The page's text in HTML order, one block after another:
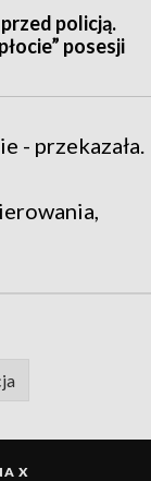
policją.
posesji
- przekazała.
X